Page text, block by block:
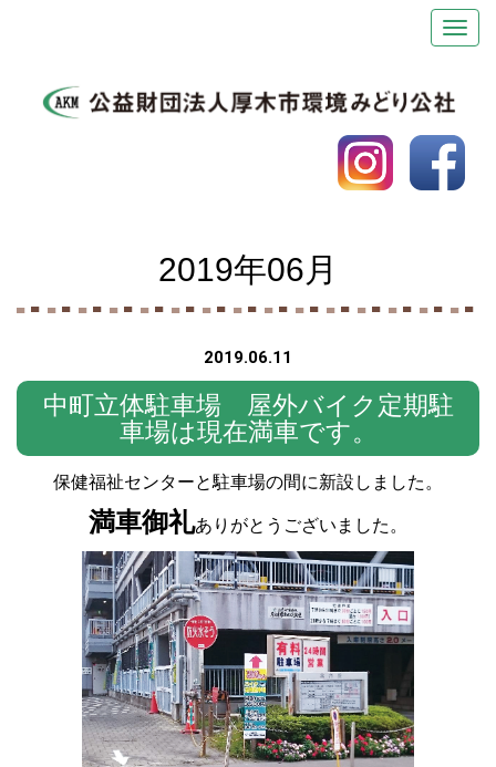
2019年06月
2019.06.11
中町立体駐車場 屋外バイク定期駐
車場は現在満車です。
保健福祉センターと駐車場の間に新設しました。
満車御礼ありがとうございました 。